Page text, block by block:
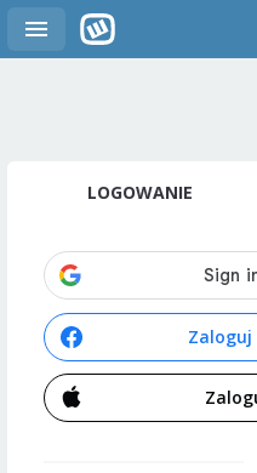
LOGOWANIE
Zaloguj